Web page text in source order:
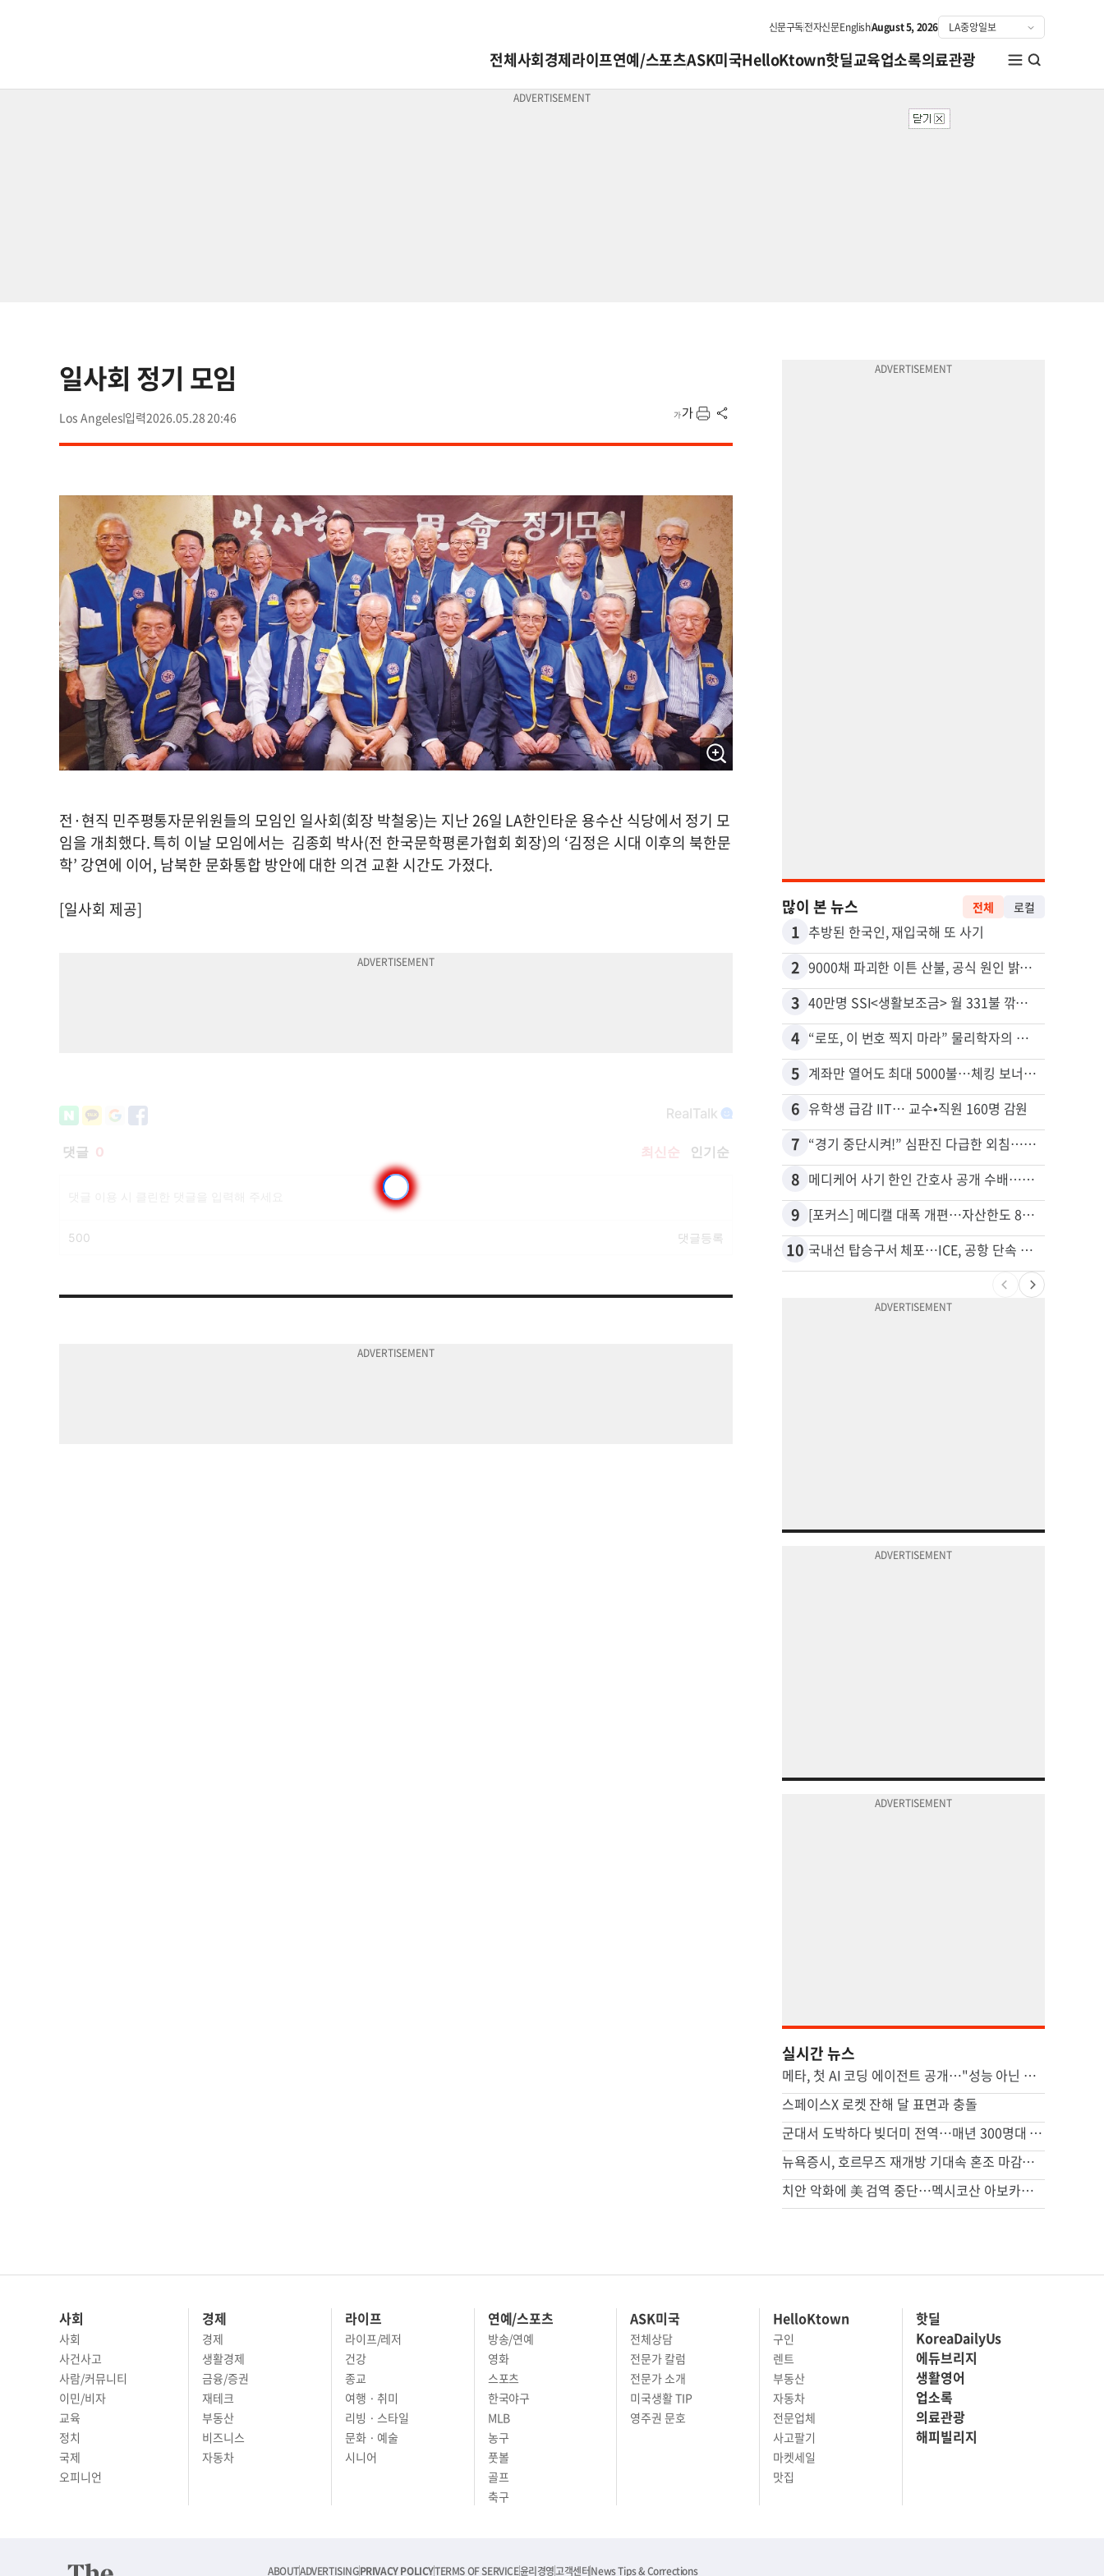
신문구독전자신문EnglishAugust 5, 2026
전체사회경제라이프연예/스포츠ASK미국HelloKtown핫딜교육업소록의료관광
일사회 정기 모임
Los Angeles 2026.05.28 20:46
전·현직 민주평통자문위원들의 모임인 일사회(회장 박철웅)는 지난 26일 LA한인타운 용수산 식당에서 정기 모
임을 개최했다. 특히 이날 모임에서는 김종회 박사(전 한국문학평론가협회 회장)의 ‘김정은 시대 이후의 북한문
학’ 강연에 이어, 남북한 문화통합 방안에 대한 의견 교환 시간도 가졌다.
[일사회 제공]
많이 본 뉴스 전체 로컬
1 추방된 한국인, 재입국해 또 사기
2 9000채 파괴한 이튼 산불, 공식 원인 밝혀졌다
3 40만명 SSI<생활보조금> 월 331불 깎이나
4 “로또, 이 번호 찍지 마라” 물리학자의 당첨금 높이는 비밀
5 계좌만 열어도 최대 5000불…체킹 보너스 무한 경쟁
6 유학생 급감 IIT… 교수•직원 160명 감원
7 “경기 중단시켜!” 심판진 다급한 외침…폭염에 야구팬 쓰러졌다
8 메디케어 사기 한인 간호사 공개 수배…유죄 인정 뒤 14년째 도피
9 [포커스] 메디캘 대폭 개편…자산한도 84% 축소
10 국내선 탑승구서 체포…ICE, 공항 단속 확대
실시간 뉴스
메타, 첫 AI 코딩 에이전트 공개…"성능 아닌 가격으로 경쟁"
스페이스X 로켓 잔해 달 표면과 충돌
군대서 도박하다 빚더미 전역…매년 300명대 적발 ‘빙산의 일각’
뉴욕증시, 호르무즈 재개방 기대속 혼조 마감…나스닥 0.8%↓(종합)
치안 악화에 美 검역 중단…멕시코산 아보카도 대미 수출 '비상'
사회
사회
사건사고
사람/커뮤니티
이민/비자
교육
정치
국제
오피니언
경제
경제
생활경제
금융/증권
재테크
부동산
비즈니스
자동차
라이프
라이프/레저
건강
종교
여행 · 취미
리빙 · 스타일
문화 · 예술
시니어
연예/스포츠
방송/연예
영화
스포츠
한국야구
MLB
농구
풋볼
골프
축구
ASK미국
전체상담
전문가 칼럼
전문가 소개
미국생활 TIP
영주권 문호
HelloKtown
구인
렌트
부동산
자동차
전문업체
사고팔기
마켓세일
맛집
핫딜
KoreaDailyUs
에듀브리지
생활영어
업소록
의료관광
해피빌리지
ABOUTADVERTISINGPRIVACY POLICYTERMS OF SERVICE윤리경영고객센터News Tips & Corrections